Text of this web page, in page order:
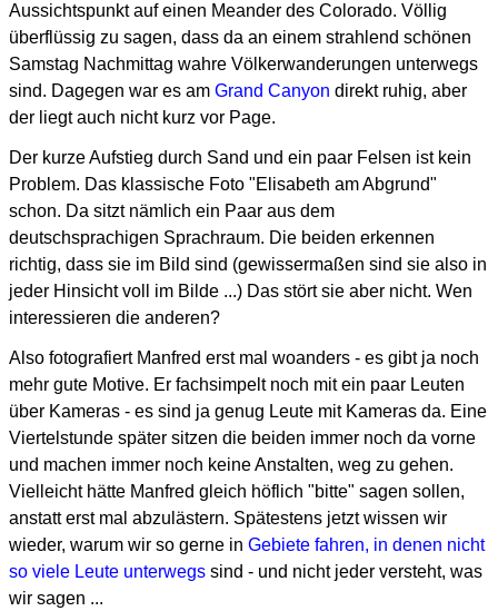
Aussichtspunkt auf einen Meander des Colorado. Völlig
überflüssig zu sagen, dass da an einem strahlend schönen
Samstag Nachmittag wahre Völkerwanderungen unterwegs
sind. Dagegen war es am Grand Canyon direkt ruhig, aber
der liegt auch nicht kurz vor Page.
Der kurze Aufstieg durch Sand und ein paar Felsen ist kein
Problem. Das klassische Foto "Elisabeth am Abgrund"
schon. Da sitzt nämlich ein Paar aus dem
deutschsprachigen Sprachraum. Die beiden erkennen
richtig, dass sie im Bild sind (gewissermaßen sind sie also in
jeder Hinsicht voll im Bilde ...) Das stört sie aber nicht. Wen
interessieren die anderen?
Also fotografiert Manfred erst mal woanders - es gibt ja noch
mehr gute Motive. Er fachsimpelt noch mit ein paar Leuten
über Kameras - es sind ja genug Leute mit Kameras da. Eine
Viertelstunde später sitzen die beiden immer noch da vorne
und machen immer noch keine Anstalten, weg zu gehen.
Vielleicht hätte Manfred gleich höflich "bitte" sagen sollen,
anstatt erst mal abzulästern. Spätestens jetzt wissen wir
wieder, warum wir so gerne in Gebiete fahren, in denen nicht
so viele Leute unterwegs sind - und nicht jeder versteht, was
wir sagen ...